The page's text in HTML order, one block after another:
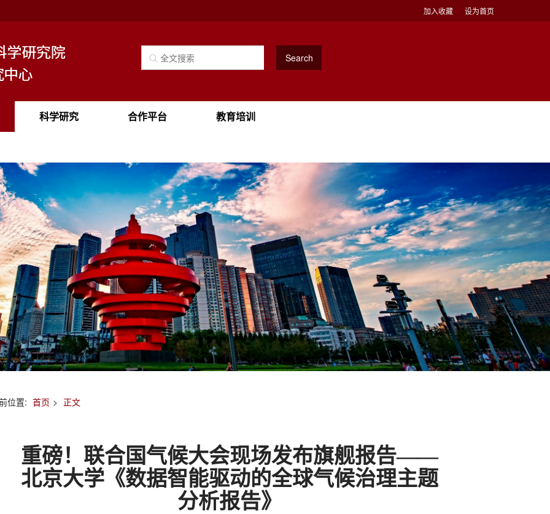
设为首页
加入收藏
Search
科学研究 合作平台 教育培训
位置: 首页 > 正文
重磅！联合国气候大会现场发布旗舰报告——
北京大学《数据智能驱动的全球气候治理主题
分析报告》